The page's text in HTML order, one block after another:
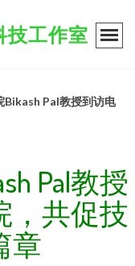
技工作室
Bikash Pal教授到访电
Pal教授
，共促技
章